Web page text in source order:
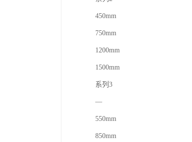
450mm
750mm
1200mm
1500mm
系列3
—
550mm
850mm